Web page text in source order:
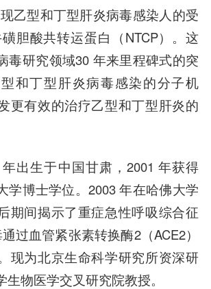
乙型和丁型肝炎病毒感染人的受
胆酸共转运蛋白（NTCP）。这
毒研究领域30 年来里程碑式的突
和丁型肝炎病毒感染的分子机
更有效的治疗乙型和丁型肝炎的
出生于中国甘肃，2001 年获得
学博士学位。2003 年在哈佛大学
期间揭示了重症急性呼吸综合征
通过血管紧张素转换酶2（ACE2）
现为北京生命科学研究所资深研
物医学交叉研究院教授。